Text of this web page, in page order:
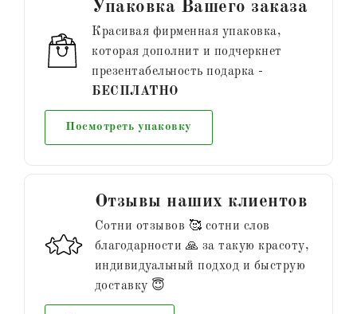
Упаковка Вашего заказа
Красивая фирменная упаковка,
которая дополнит и подчеркнет
презентабельность подарка -
БЕСПЛАТНО
Посмотреть упаковку
Отзывы наших клиентов
Сотни отзывов 🥰 сотни слов
благодарности 🙏 за такую красоту,
индивидуальный подход и быструю
доставку 😇